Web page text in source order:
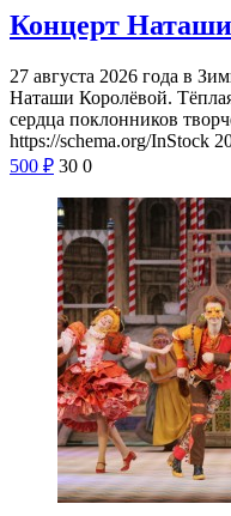
Концерт
27 августа 2026 года в
Наташи Королёвой.
сердца поклонников
https://schema.org/InStock
500 ₽ 30 0